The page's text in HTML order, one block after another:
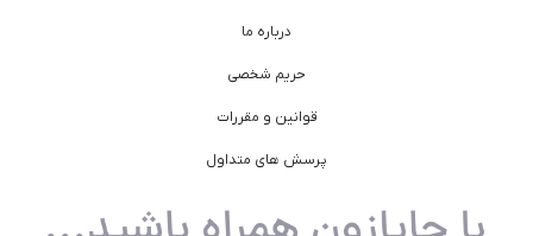
درباره ما
حریم شخصی
قوانین و مقررات
پرسش های متداول